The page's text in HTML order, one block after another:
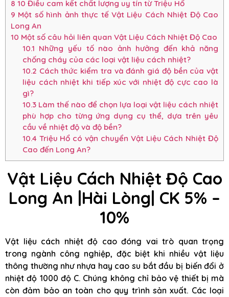
8 10 Điều cam kết chất lượng uy tín từ Triệu Hổ
9 Một số hình ảnh thực tế Vật Liệu Cách Nhiệt Độ Cao
Long An
10 Một số câu hỏi liên quan Vật Liệu Cách Nhiệt Độ Cao
10.1 Những yếu tố nào ảnh hưởng đến khả năng
chống cháy của các loại vật liệu cách nhiệt?
10.2 Cách thức kiểm tra và đánh giá độ bền của vật
liệu cách nhiệt khi tiếp xúc với nhiệt độ cực cao là
gì?
10.3Làm thế nào để chọn lựa loại vật liệu cách nhiệt
phù hợp cho từng ứng dụng cụ thể, dựa trên yêu
cầu về nhiệt độ và độ bền?
10.4 Triệu Hổ có vận chuyển Vật Liệu Cách Nhiệt Độ
Cao đến Long An?
Vật Liệu Cách Nhiệt Độ Cao
Long An |Hài Lòng| CK 5% –
10%
Vật liệu cách nhiệt độ cao đóng vai trò quan trọng
trong ngành công nghiệp, đặc biệt khi nhiều vật liệu
thông thường như nhựa hay cao su bắt đầu bị biến đổi ở
nhiệt độ 1000 độ C. Chúng không chỉ bảo vệ thiết bị mà
còn đảm bảo an toàn cho quy trình sản xuất. Các loại